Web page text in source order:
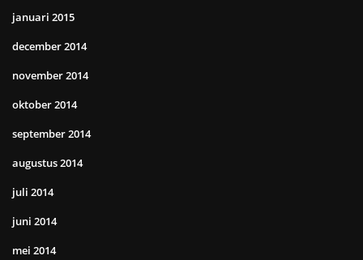
januari 2015
december 2014
november 2014
oktober 2014
september 2014
augustus 2014
juli 2014
juni 2014
mei 2014